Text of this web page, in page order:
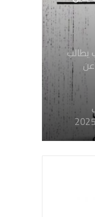
يطالب
عن
لديها
يدين